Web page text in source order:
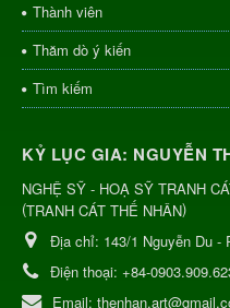
Thành viên
Thăm dò ý kiến
Tìm kiếm
KỶ LỤC GIA: NGUYỄN
NGHỆ SỸ - HOẠ SỸ TRANH
(TRANH CÁT THẾ NHÂN)
Địa chỉ: 143/1 Nguyễn Du -
Điện thoại: +84-
Email: